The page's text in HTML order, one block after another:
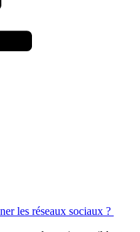
les réseaux sociaux ?